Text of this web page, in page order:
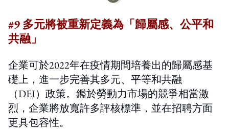
#9 多元將被重新定義為「歸屬感、公平和
共融」
企業可於2022年在疫情期間培養出的歸屬感基
礎上，進一步完善其多元、平等和共融
（DEI）政策。鑑於勞動力市場的競爭相當激
烈，企業將放寬許多評核標準，並在招聘方面
更具包容性。